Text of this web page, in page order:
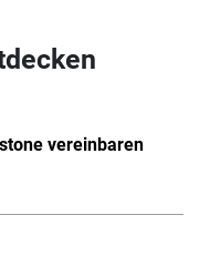
vereinbaren